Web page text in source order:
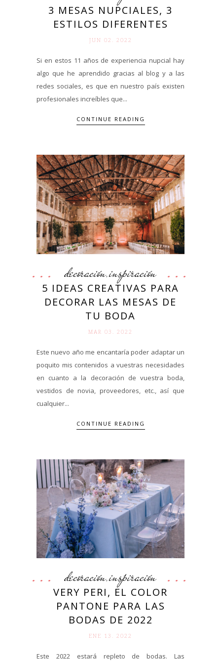
3 MESAS NUPCIALES, 3
ESTILOS DIFERENTES
JUN 02. 2022
Si en estos 11 años de experiencia nupcial hay
algo que he aprendido gracias al blog y a las
redes sociales, es que en nuestro país existen
profesionales increíbles que...
CONTINUE READING
decoración, inspiración
5 IDEAS CREATIVAS PARA
DECORAR LAS MESAS DE
TU BODA
MAR 03. 2022
Este nuevo año me encantaría poder adaptar un
poquito mis contenidos a vuestras necesidades
en cuanto a la decoración de vuestra boda,
vestidos de novia, proveedores, etc., así que
cualquier...
CONTINUE READING
decoración,inspiración
VERY PERI, EL COLOR
PANTONE PARA LAS
BODAS DE 2022
ENE 13. 2022
Este 2022 estará repleto de bodas. Las